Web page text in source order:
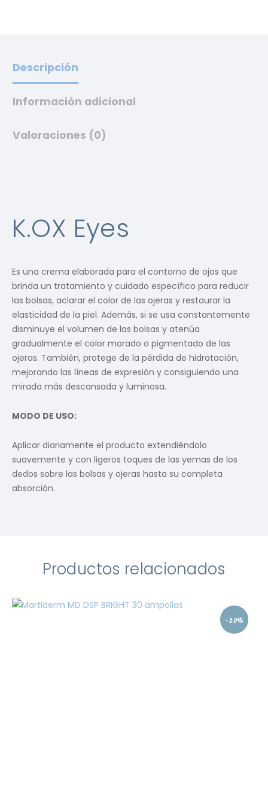
Descripción
Información adicional
Valoraciones (0)
K.OX Eyes
Es una crema elaborada para el contorno de ojos que
brinda un tratamiento y cuidado específico para reducir
las bolsas, aclarar el color de las ojeras y restaurar la
elasticidad de la piel. Además, si se usa constantemente
disminuye el volumen de las bolsas y atenúa
gradualmente el color morado o pigmentado de las
ojeras. También, protege de la pérdida de hidratación,
mejorando las líneas de expresión y consiguiendo una
mirada más descansada y luminosa.
MODO DE USO:
Aplicar diariamente el producto extendiéndolo
suavemente y con ligeros toques de las yemas de los
dedos sobre las bolsas y ojeras hasta su completa
absorción.
Productos relacionados
-20%